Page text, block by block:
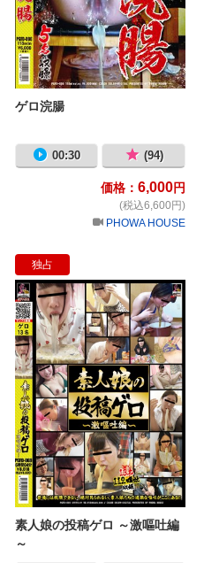
ゲロ浣腸
00:30 (94)
価格： 6,000円
(税込6,600円)
PHOWA HOUSE
集団感染 隠撮 病院トイレ 下痢嘔吐2
独占
素
素人娘の投稿ゲロ ～激嘔吐編
～